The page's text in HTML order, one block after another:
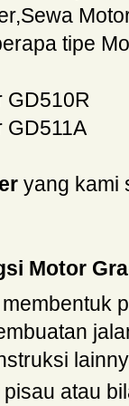
tipe
GD510R
GD511A
yang kami
Motor
atau